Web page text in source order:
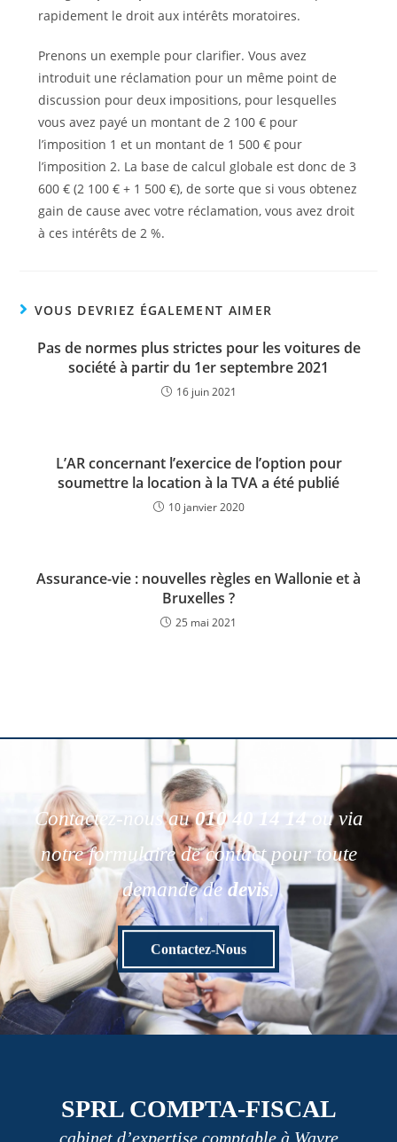
rapidement le droit aux intérêts moratoires.
Prenons un exemple pour clarifier. Vous avez
introduit une réclamation pour un même point de
discussion pour deux impositions, pour lesquelles
vous avez payé un montant de 2 100 € pour
l’imposition 1 et un montant de 1 500 € pour
l’imposition 2. La base de calcul globale est donc de 3
600 € (2 100 € + 1 500 €), de sorte que si vous obtenez
gain de cause avec votre réclamation, vous avez droit
à ces intérêts de 2 %.
VOUS DEVRIEZ ÉGALEMENT AIMER
Pas de normes plus strictes pour les voitures de
société à partir du 1er septembre 2021
16 juin 2021
L’AR concernant l’exercice de l’option pour
soumettre la location à la TVA a été publié
10 janvier 2020
Assurance-vie : nouvelles règles en Wallonie et à
Bruxelles ?
25 mai 2021
Contactez-nous au010 40 14 14
ou via
notre formulaire de contact pour toute
demande de devis.
Contactez-Nous
SPRL COMPTA-FISCAL
cabinet d’expertise comptable à Wavre